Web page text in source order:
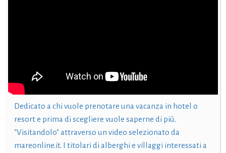
Dedicato a chi vuole prenotare una vacanza in hotel o
resort e prima di scegliere vuole saperne di più.
"Visitandolo" attraverso un video selezionato da
mareonline.it. I titolari di alberghi e villaggi interessati a